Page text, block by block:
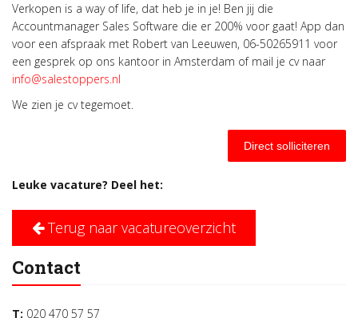
Verkopen is a way of life, dat heb je in je! Ben jij die
Accountmanager Sales Software die er 200% voor gaat! App dan
voor een afspraak met Robert van Leeuwen, 06-50265911 voor
een gesprek op ons kantoor in Amsterdam of mail je cv naar
info@salestoppers.nl
We zien je cv tegemoet.
Direct solliciteren
Leuke vacature? Deel het:
Terug naar vacatureoverzicht
Contact
T: 020 470 57 57